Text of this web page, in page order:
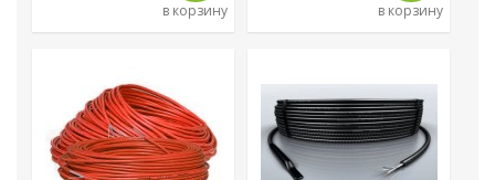
в корзину в корзину